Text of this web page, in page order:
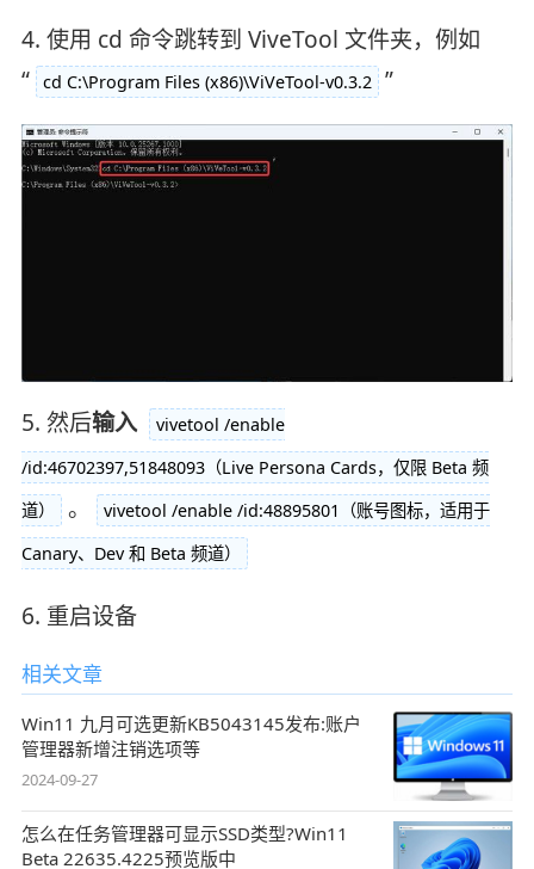
4. 使用 cd 命令跳转到 ViveTool 文件夹，例如
“ cd C:\Program Files (x86)\ViVeTool-v0.3.2 ”
5. 然后输入
vivetool /enable
/id:46702397,51848093（Live Persona Cards，仅限 Beta 频
道）
。
vivetool /enable /id:48895801（账号图标，适用于
Canary、Dev 和 Beta 频道）
6. 重启设备
相关文章
Win11 九月可选更新KB5043145发布:账户
管理器新增注销选项等
2024-09-27
怎么在任务管理器可显示SSD类型?Win11
Beta 22635.4225预览版中